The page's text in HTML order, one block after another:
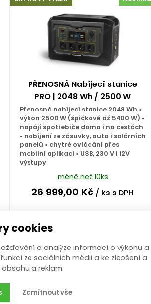
PŘENOSNÁ Nabíjecí stanice
PRO | 2048 Wh / 2500 W
Přenosná nabíjecí stanice 2048 Wh •
výkon 2500 W (špičkově až 5400 W) •
napájí spotřebiče doma i na cestách
• nabíjení ze zásuvky, auta i solárních
panelů • chytré ovládání přes
mobilní aplikaci • USB, 230 V i 12V
výstupy
méně než 10ks
26 999,00 Kč / ks s DPH
cookies
a analýze informací o výkonu a
ze sociálních médií a ke zlepšení a
a reklam.
Zamítnout vše